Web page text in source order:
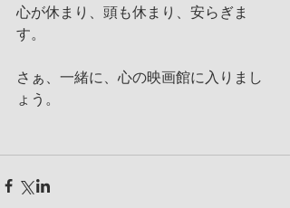
心が休まり、頭も休まり、安らぎま
す。
さぁ、一緒に、心の映画館に入りまし
ょう。